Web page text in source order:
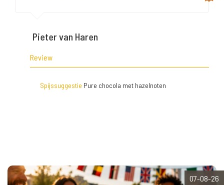
Pieter van Haren
Review
Spijssuggestie Pure chocola met hazelnoten
07-08-26